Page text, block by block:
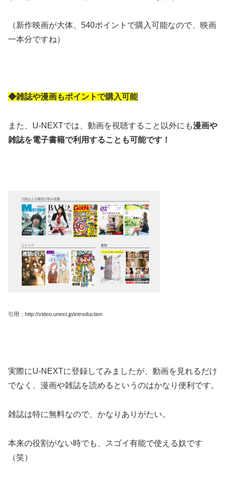
（新作映画が大体、540ポイントで購入可能なので、映画
一本分ですね）
◆雑誌や漫画もポイントで購入可能
また、U-NEXTでは、動画を視聴すること以外にも漫画や
雑誌を電子書籍で利用することも可能です！
引用：http://video.unext.jp/introduction
実際にU-NEXTに登録してみましたが、動画を見れるだけ
でなく、漫画や雑誌を読めるというのはかなり便利です。
雑誌は特に無料なので、かなりありがたい。
本来の役割がない時でも、スゴイ有能で使える奴です
（笑）